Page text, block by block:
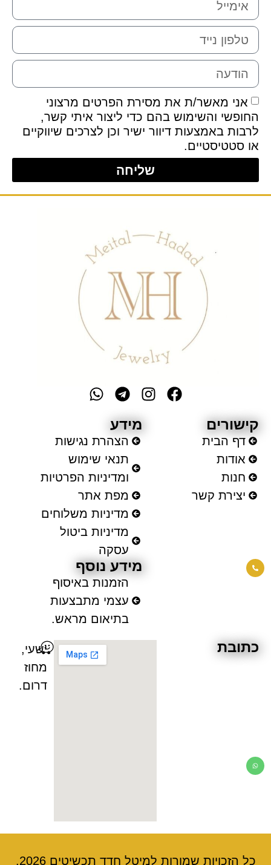
אני מאשר/ת את מסירת הפרטים מרצוני
החופשי והשימוש בהם כדי ליצור איתי קשר,
לרבות באמצעות דיוור ישיר וכן לצרכים שיווקיים
או סטטיסטיים.
שליחה
קישורים
דף הבית
אודות
חנות
יצירת קשר
מידע
הצהרת נגישות
תנאי שימוש
ומדיניות הפרטיות
מפת אתר
מדיניות משלוחים
מדיניות ביטול
עסקה
מידע נוסף
הזמנות באיסוף
עצמי מתבצעות
בתיאום מראש.
כתובת
ישעי,
מחוז
דרום.
כל הזכויות שמורות למיטל חדד תכשיטים 2026.